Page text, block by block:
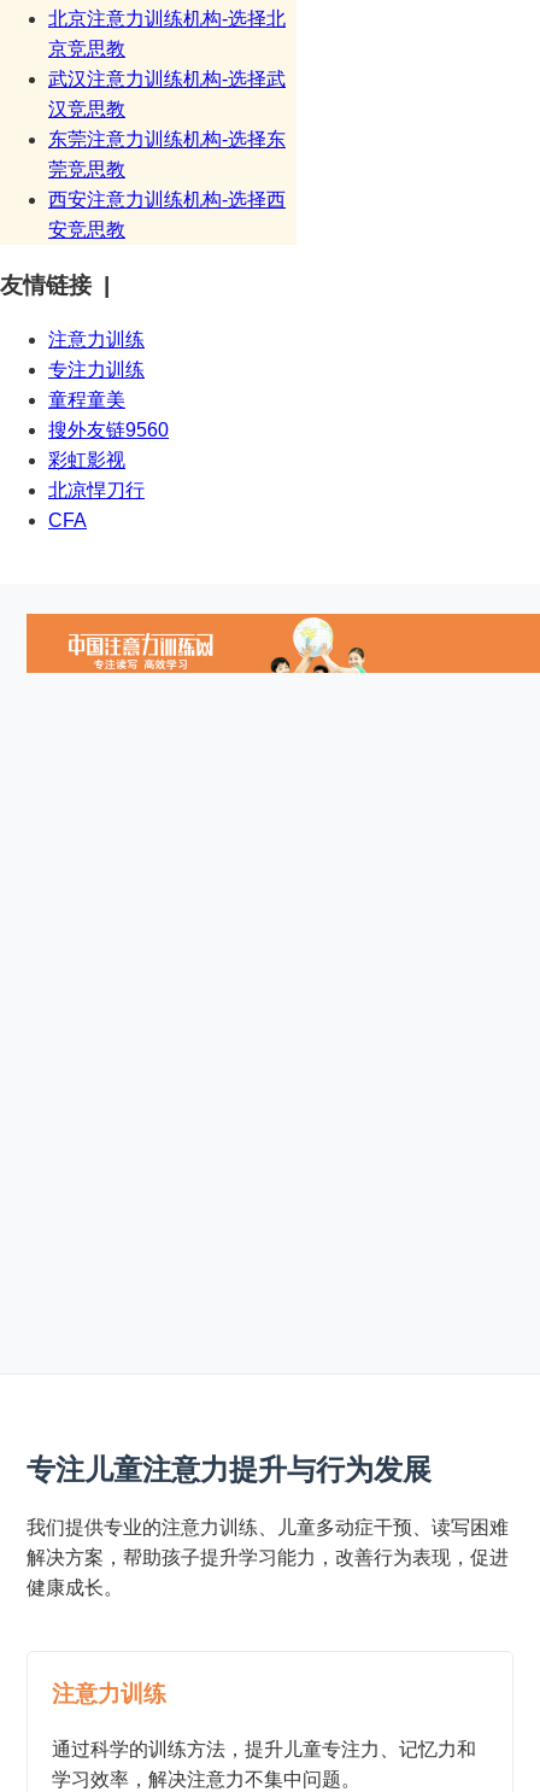
北京注意力训练机构-选择北
京竞思教
武汉注意力训练机构-选择武
汉竞思教
东莞注意力训练机构-选择东
莞竞思教
西安注意力训练机构-选择西
安竞思教
友情链接 |
注意力训练
专注力训练
童程童美
搜外友链9560
彩虹影视
北凉悍刀行
CFA
专注儿童注意力提升与行为发展
我们提供专业的注意力训练、儿童多动症干预、读写困难
解决方案，帮助孩子提升学习能力，改善行为表现，促进
健康成长。
注意力训练
通过科学的训练方法，提升儿童专注力、记忆力和
学习效率，解决注意力不集中问题。